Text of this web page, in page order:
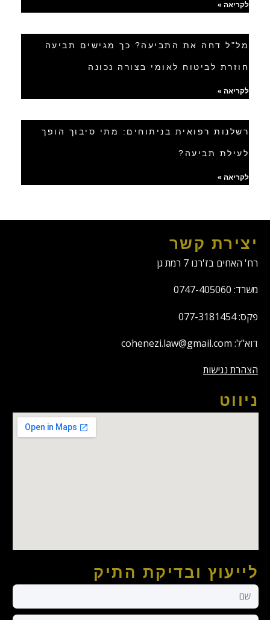
לקריאה »
מל"ל דחה את התביעה? כך מגישים תביעה
חוזרת לביטוח לאומי בצורה נכונה
לקריאה »
רשלנות רפואית בניתוחים: מתי סיבוך הופך
לעילת תביעה?
לקריאה »
יצירת קשר
רח' האחים בז'רנו 7 רמת גן
משרד: 0747-405060
פקס: 077-3181454
דוא"ל: cohenezi.law@gmail.com
הצהרת נגישות
ניווט
לייעוץ ובדיקת התיק